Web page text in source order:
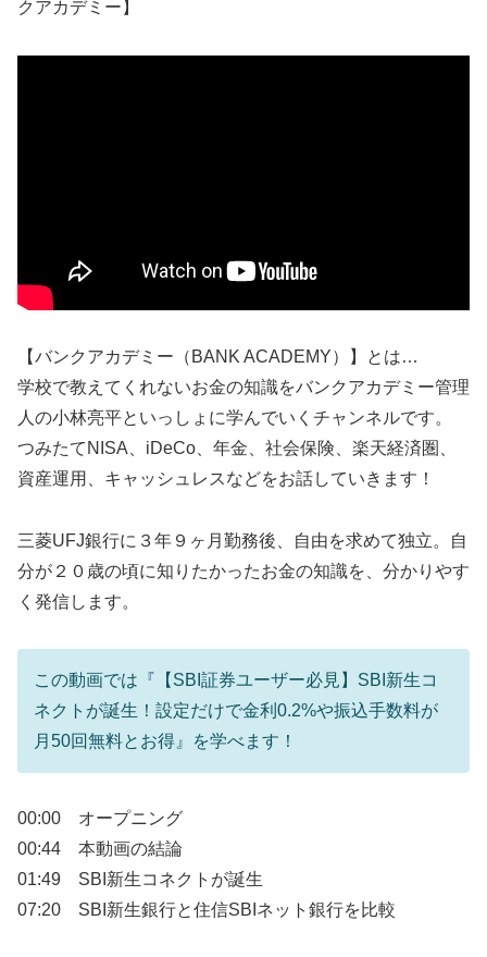
クアカデミー】
【バンクアカデミー（BANK ACADEMY）】とは…
学校で教えてくれないお金の知識をバンクアカデミー管理
人の小林亮平といっしょに学んでいくチャンネルです。
つみたてNISA、iDeCo、年金、社会保険、楽天経済圏、
資産運用、キャッシュレスなどをお話していきます！
三菱UFJ銀行に３年９ヶ月勤務後、自由を求めて独立。自
分が２０歳の頃に知りたかったお金の知識を、分かりやす
く発信します。
この動画では『【SBI証券ユーザー必見】SBI新生コ
ネクトが誕生！設定だけで金利0.2%や振込手数料が
月50回無料とお得』を学べます！
00:00 オープニング
00:44 本動画の結論
01:49 SBI新生コネクトが誕生
07:20 SBI新生銀行と住信SBIネット銀行を比較